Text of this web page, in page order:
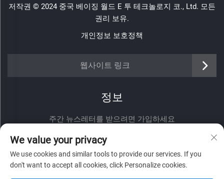
저작권 © 2024 중국 베이징 월드 E 투 테크놀로지 코., Ltd. 모든
권리 보유.
개인정보 보호정책
웹사이트 링크
정보
주간 뉴스레터를 받으려면 가입하세요
We value your privacy
We use cookies and similar tools to provide our services. If you
don't want to accept all cookies, click Personalize cookies.